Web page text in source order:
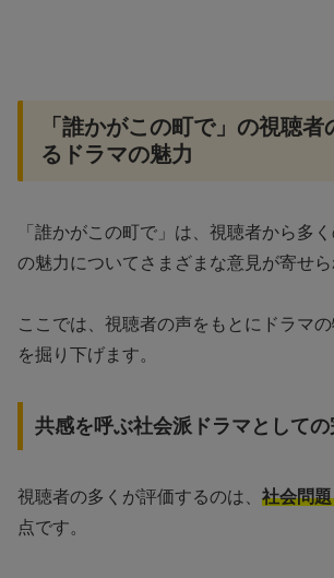
「誰かがこの町で」の視聴者
るドラマの魅力
「誰かがこの町で」は、視聴者から多
の魅力についてさまざまな意見が寄せら
ここでは、視聴者の声をもとにドラマ
を掘り下げます。
共感を呼ぶ社会派ドラマとして
視聴者の多くが評価するのは、 社会問
点です。